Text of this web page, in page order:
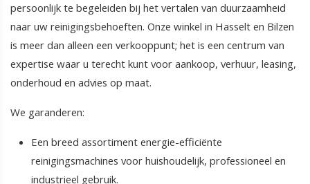
persoonlijk te begeleiden bij het vertalen van duurzaamheid
naar uw reinigingsbehoeften. Onze winkel in Hasselt en Bilzen
is meer dan alleen een verkooppunt; het is een centrum van
expertise waar u terecht kunt voor aankoop, verhuur, leasing,
onderhoud en advies op maat.
We garanderen:
Een breed assortiment energie-efficiënte
reinigingsmachines voor huishoudelijk, professioneel en
industrieel gebruik.